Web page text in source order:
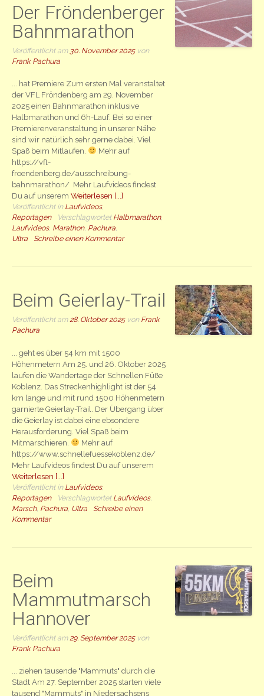
Der Fröndenberger
Bahnmarathon
Veröffentlicht am 30. November 2025von
Frank Pachura
... hat Premiere Zum ersten Mal veranstaltet
der VFL Fröndenberg am 29. November
2025 einen Bahnmarathon inklusive
Halbmarathon und 6h-Lauf. Bei so einer
Premierenveranstaltung in unserer Nähe
sind wir natürlich sehr gerne dabei. Viel
Spaß beim Mitlaufen.
Mehr auf
https://vfl-
froendenberg.de/ausschreibung-
bahnmarathon/ Mehr Laufvideos findest
Du auf unseremWeiterlesen [...]
Veröffentlicht in Laufvideos,
Reportagen
Verschlagwortet Halbmarathon,
Laufvideos, Marathon, Pachura,
Ultra
Schreibe einen Kommentar
Beim Geierlay-Trail
Veröffentlicht am28. Oktober 2025von Frank
Pachura
... geht es über 54 km mit 1500
Höhenmetern Am 25. und 26. Oktober 2025
laufen die Wandertage der Schnellen Füße
Koblenz. Das Streckenhighlight ist der 54
km lange und mit rund 1500 Höhenmetern
garnierte Geierlay-Trail. Der Übergang über
die Geierlay ist dabei eine ebsondere
Herausforderung. Viel Spaß beim
Mitmarschieren.
Mehr auf
https://www.schnellefuessekoblenz.de/
Mehr Laufvideos findest Du auf unserem
Weiterlesen [...]
Veröffentlicht in Laufvideos,
Reportagen
Verschlagwortet Laufvideos,
Marsch, Pachura Ultra
Schreibe einen
Kommentar
Beim
Mammutmarsch
Hannover
Veröffentlicht am 29. September 2025von
Frank Pachura
... ziehen tausende "Mammuts" durch die
Stadt Am 27. September 2025 starten viele
tausend "Mammuts" in Niedersachsens